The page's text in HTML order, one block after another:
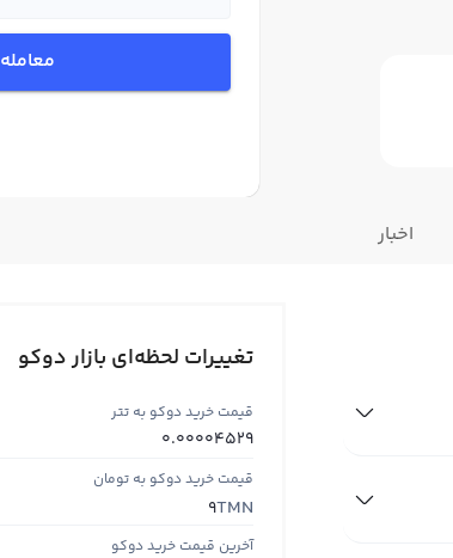
معامله
اخبار
تغییرات لحظه‌ای بازار دوکو
قیمت خرید دوکو به تتر
0.00004529
قیمت خرید دوکو به تومان
TMN
9
آخرین قیمت خرید دوکو